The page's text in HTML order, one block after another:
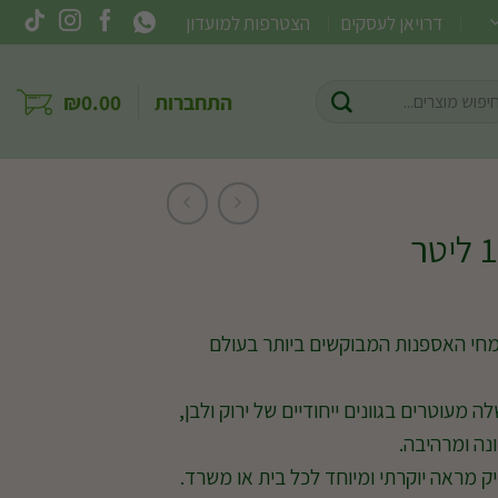
דרויאן לעסקים הצטרפות למועדון
התחברות ₪0.00
האספנות המבוקשים ביותר בעולם
מעוטרים בגוונים ייחודיים של ירוק ולבן,
ומרהיבה.
מראה יוקרתי ומיוחד לכל בית או משרד.